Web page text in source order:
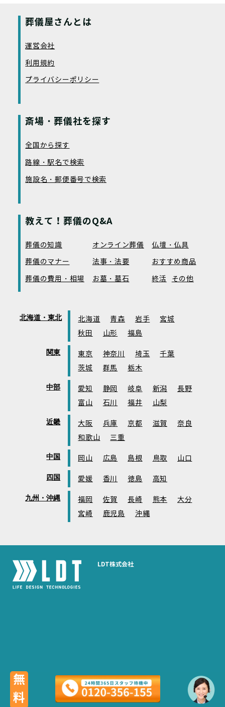
葬儀屋さんとは
運営会社
利用規約
プライバシーポリシー
斎場・葬儀社を探す
全国から探す
路線・駅名で検索
施設名・郵便番号で検索
教えて！葬儀のQ&A
葬儀の知識 オンライン葬儀
仏壇・仏具
葬儀のマナー
法事・法要
おすすめ商品
葬儀の費用・相場
お墓・墓石 終活 その他
北海道・東北 北海道 青森 岩手
宮城
秋田
山形 福島
関東 東京 神奈川 埼玉
千葉
茨城
群馬 栃木
中部 愛知 静岡 岐阜 新潟
長野
富山
石川 福井 山梨
近畿 大阪 兵庫 京都 滋賀
奈良
和歌山
三重
中国 岡山 広島 島根 鳥取 山口
四国 愛媛 香川 徳島 高知
九州・沖縄 福岡 佐賀 長崎 熊本
大分
宮崎
鹿児島 沖縄
LDT株式会社
無料